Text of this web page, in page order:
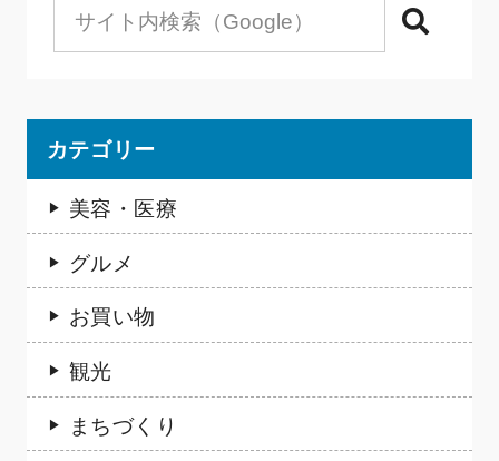
検索
カテゴリー
美容・医療
グルメ
お買い物
観光
まちづくり